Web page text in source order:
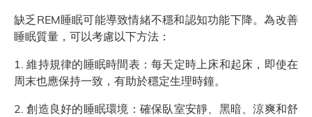
缺乏REM睡眠可能導致情緒不穩和認知功能下降。為改善
睡眠質量，可以考慮以下方法：
1. 維持規律的睡眠時間表：每天定時上床和起床，即使在
周末也應保持一致，有助於穩定生理時鐘。
2. 創造良好的睡眠環境：確保臥室安靜、黑暗、涼爽和舒